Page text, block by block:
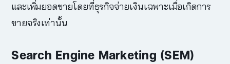
และเพิ่มยอดขายโดยที่ธุรกิจจ่ายเงินเฉพาะเมื่อเกิดการ
ขายจริงเท่านั้น
Search Engine Marketing (SEM)